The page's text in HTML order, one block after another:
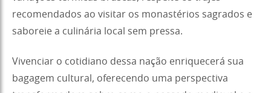
recomendados ao visitar os monastérios sagrados e
saboreie a culinária local sem pressa.
Vivenciar o cotidiano dessa nação enriquecerá sua
bagagem cultural, oferecendo uma perspectiva